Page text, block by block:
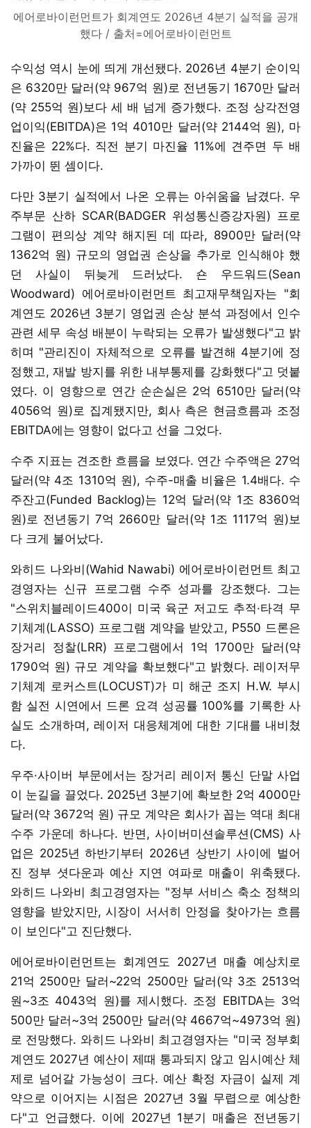
에어로바이런먼트가 회계연도 2026년 4분기 실적을 공개
했다 / 출처=에어로바이런먼트
수익성 역시 눈에 띄게 개선됐다. 2026년 4분기 순이익
은 6320만 달러(약 967억 원)로 전년동기 1670만 달러
(약 255억 원)보다 세 배 넘게 증가했다. 조정 상각전영
업이익(EBITDA)은 1억 4010만 달러(약 2144억 원), 마
진율은 22%다. 직전 분기 마진율 11%에 견주면 두 배
가까이 뛴 셈이다.
다만 3분기 실적에서 나온 오류는 아쉬움을 남겼다. 우
주부문 산하 SCAR(BADGER 위성통신증강자원) 프로
그램이 편의상 계약 해지된 데 따라, 8900만 달러(약
1362억 원) 규모의 영업권 손상을 추가로 인식해야 했
던 사실이 뒤늦게 드러났다. 숀 우드워드(Sean
Woodward) 에어로바이런먼트 최고재무책임자는 "회
계연도 2026년 3분기 영업권 손상 분석 과정에서 인수
관련 세무 속성 배분이 누락되는 오류가 발생했다"고 밝
히며 "관리진이 자체적으로 오류를 발견해 4분기에 정
정했고, 재발 방지를 위한 내부통제를 강화했다"고 덧붙
였다. 이 영향으로 연간 순손실은 2억 6510만 달러(약
4056억 원)로 집계됐지만, 회사 측은 현금흐름과 조정
EBITDA에는 영향이 없다고 선을 그었다.
수주 지표는 견조한 흐름을 보였다. 연간 수주액은 27억
달러(약 4조 1310억 원), 수주-매출 비율은 1.4배다. 수
주잔고(Funded Backlog)는 12억 달러(약 1조 8360억
원)로 전년동기 7억 2660만 달러(약 1조 1117억 원)보
다 크게 불어났다.
와히드 나와비(Wahid Nawabi) 에어로바이런먼트 최고
경영자는 신규 프로그램 수주 성과를 강조했다. 그는
"스위치블레이드400이 미국 육군 저고도 추적·타격 무
기체계(LASSO) 프로그램 계약을 받았고, P550 드론은
장거리 정찰(LRR) 프로그램에서 1억 1700만 달러(약
1790억 원) 규모 계약을 확보했다"고 밝혔다. 레이저무
기체계 로커스트(LOCUST)가 미 해군 조지 H.W. 부시
함 실전 시연에서 드론 요격 성공률 100%를 기록한 사
실도 소개하며, 레이저 대응체계에 대한 기대를 내비쳤
다.
우주·사이버 부문에서는 장거리 레이저 통신 단말 사업
이 눈길을 끌었다. 2025년 3분기에 확보한 2억 4000만
달러(약 3672억 원) 규모 계약은 회사가 꼽는 역대 최대
수주 가운데 하나다. 반면, 사이버미션솔루션(CMS) 사
업은 2025년 하반기부터 2026년 상반기 사이에 벌어
진 정부 셧다운과 예산 지연 여파로 매출이 위축됐다.
와히드 나와비 최고경영자는 "정부 서비스 축소 정책의
영향을 받았지만, 시장이 서서히 안정을 찾아가는 흐름
이 보인다"고 진단했다.
에어로바이런먼트는 회계연도 2027년 매출 예상치로
21억 2500만 달러~22억 2500만 달러(약 3조 2513억
원~3조 4043억 원)를 제시했다. 조정 EBITDA는 3억
500만 달러~3억 2500만 달러(약 4667억~4973억 원)
로 전망했다. 와히드 나와비 최고경영자는 "미국 정부회
계연도 2027년 예산이 제때 통과되지 않고 임시예산 체
제로 넘어갈 가능성이 크다. 예산 확정 자금이 실제 계
약으로 이어지는 시점은 2027년 3월 무렵으로 예상한
다"고 언급했다. 이에 2027년 1분기 매출은 전년동기